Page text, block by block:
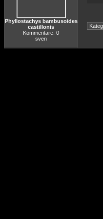
Phyllostachys bambusoides
castillonis
Kommentare: 0
sven